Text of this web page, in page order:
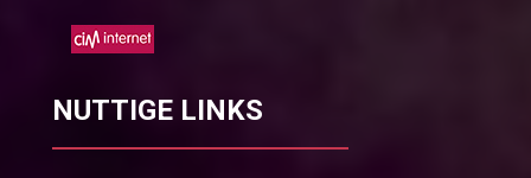
NUTTIGE LINKS